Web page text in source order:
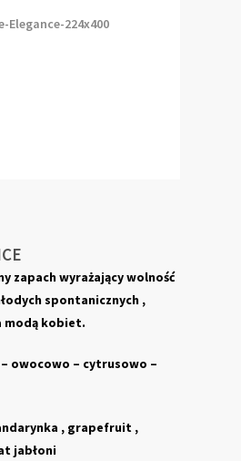
zapach wyrażający wolność
spontanicznych ,
modą kobiet.
owocowo – cytrusowo –
, grapefruit ,
jabłoni